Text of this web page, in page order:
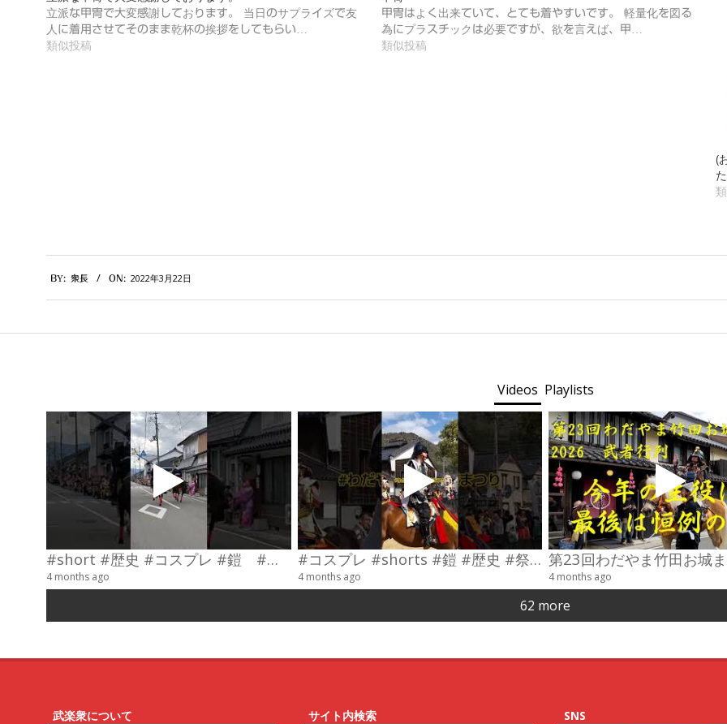
立派な甲冑で大変感謝しております。 当日のサプライズで友
人に着用させてそのまま乾杯の挨拶をしてもらい…
類似投稿
甲冑はよく出来ていて、とても着やすいです。 軽量化を図る
為にプラスチックは必要ですが、欲を言えば、甲…
類似投稿
(
03-
22
BY: 衆長 ON: 2022年3月22日
Videos Playlists
#short #歴史 #コスプレ #鎧 #乗馬 #武士
4 months ago
#コスプレ #shorts #鎧 #歴史 #祭り
4 months ago 4 months ago
62 more
武楽衆について
サイト内検索
SNS